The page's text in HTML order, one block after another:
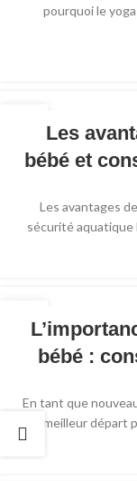
pourquoi le
Les
bébé et
Les avantages
sécurité aquatique
15
NOV
bébé :
En tant que
meilleur départ